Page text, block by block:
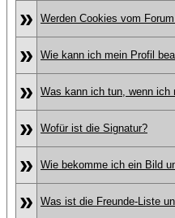
» Werden Cookies vom
» Wie kann ich mein Profil
» Was kann ich tun, wenn ich
» Wofür ist die Signatur?
» Wie bekomme ich ein Bild
» Was ist die Freunde-Liste